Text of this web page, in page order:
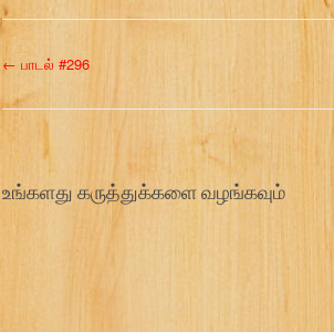
P
o
t
← பாடல் #296
உங்களது கருத்துக்களை வழங்கவும்